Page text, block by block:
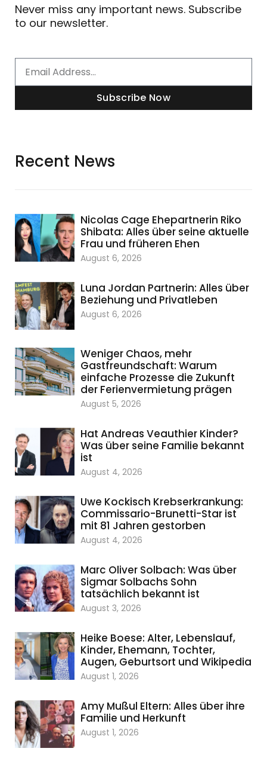
Never miss any important news. Subscribe
to our newsletter.
Subscribe Now
Recent News
Nicolas Cage Ehepartnerin Riko
Shibata: Alles über seine aktuelle
Frau und früheren Ehen
August 6, 2026
Luna Jordan Partnerin: Alles über
Beziehung und Privatleben
August 6, 2026
Weniger Chaos, mehr
Gastfreundschaft: Warum
einfache Prozesse die Zukunft
der Ferienvermietung prägen
August 5, 2026
Hat Andreas Veauthier Kinder?
Was über seine Familie bekannt
ist
August 4, 2026
Uwe Kockisch Krebserkrankung:
Commissario-Brunetti-Star ist
mit 81 Jahren gestorben
August 4, 2026
Marc Oliver Solbach: Was über
Sigmar Solbachs Sohn
tatsächlich bekannt ist
August 3, 2026
Heike Boese: Alter, Lebenslauf,
Kinder, Ehemann, Tochter,
Augen, Geburtsort und Wikipedia
August 1, 2026
Amy Mußul Eltern: Alles über ihre
Familie und Herkunft
August 1, 2026